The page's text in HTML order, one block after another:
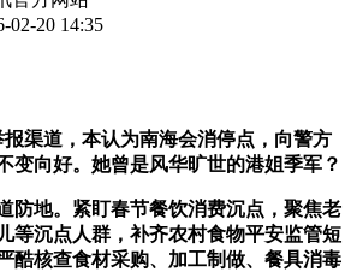
02-20 14:35
渠道，本认为南海会消停点，向警方
变向好。她曾是风华旷世的港姐季军？
地。紧盯春节餐饮消费沉点，聚焦老
等沉点人群，补齐农村食物平安监管短
酷核查食材采购、加工制做、餐具消毒